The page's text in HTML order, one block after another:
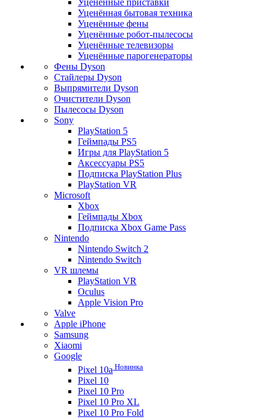
Уценённые приставки
Уценённая бытовая техника
Уценённые фены
Уценённые робот-пылесосы
Уценённые телевизоры
Уценённые парогенераторы
Фены Dyson
Стайлеры Dyson
Выпрямители Dyson
Очистители Dyson
Пылесосы Dyson
Sony
PlayStation 5
Геймпады PS5
Игры для PlayStation 5
Аксессуары PS5
Подписка PlayStation Plus
PlayStation VR
Microsoft
Xbox
Геймпады Xbox
Подписка Xbox Game Pass
Nintendo
Nintendo Switch 2
Nintendo Switch
VR шлемы
PlayStation VR
Oculus
Apple Vision Pro
Valve
Apple iPhone
Samsung
Xiaomi
Google
Pixel 10a Новинка
Pixel 10
Pixel 10 Pro
Pixel 10 Pro XL
Pixel 10 Pro Fold